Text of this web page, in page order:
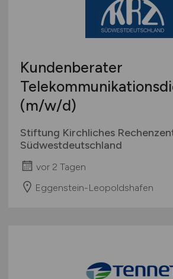
Kundenberater
(m/w/d)
Stiftung Kirchliches
Südwestdeutschland
vor 2 Tagen
Eggenstein-Leopoldshafen